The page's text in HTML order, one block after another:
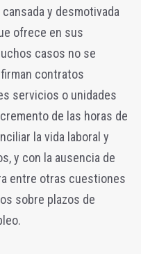
y desmotivada
ofrece en sus
casos no se
contratos
servicios o unidades
de las horas de
la vida laboral y
y con la ausencia de
entre otras cuestiones
sobre plazos de